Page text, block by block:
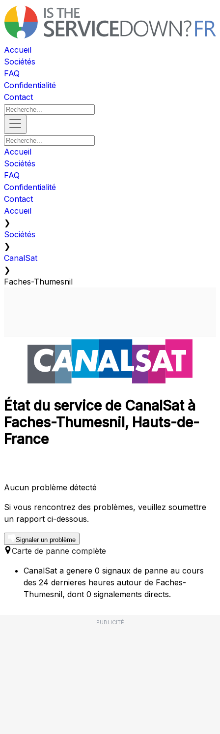
Accueil
Sociétés
FAQ
Confidentialité
Contact
Accueil
Sociétés
FAQ
Confidentialité
Contact
Accueil
❯
Sociétés
❯
CanalSat
❯
Faches-Thumesnil
État du service de CanalSat à
Faches-Thumesnil, Hauts-de-
France
Aucun problème détecté
Si vous rencontrez des problèmes, veuillez soumettre
un rapport ci-dessous.
Signaler un problème
Carte de panne complète
CanalSat a genere 0 signaux de panne au cours
des 24 dernieres heures autour de Faches-
Thumesnil, dont 0 signalements directs.
PUBLICITÉ